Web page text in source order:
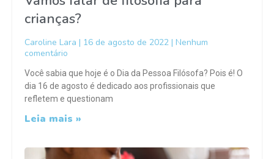
crianças?
Caroline Lara 16 de agosto de 2022
Nenhum
comentário
Você sabia que hoje é o Dia da Pessoa Filósofa? Pois é! O
dia 16 de agosto é dedicado aos profissionais que
refletem e questionam
Leia mais »